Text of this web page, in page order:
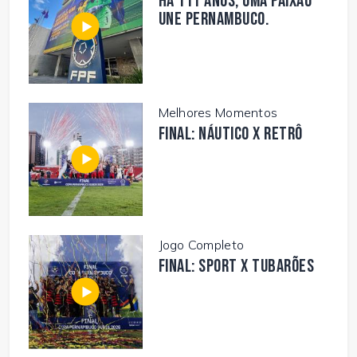
une Pernambuco.
Melhores Momentos
FINAL: NÁUTICO X RETRÔ
Jogo Completo
FINAL: SPORT X TUBARÕES